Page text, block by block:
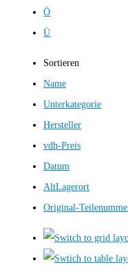
Ö
Ü
Sortieren
Name
Unterkategorie
Hersteller
vdh-Preis
Datum
AltLagerort
Original-